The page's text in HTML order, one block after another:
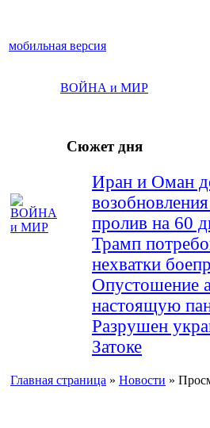
мобильная версия
ВОЙНА и МИР
Сюжет дня
Иран и Оман
пролив на 60
Трамп
нехватки
Опустошение
настоящую
Разрушен
Затоке
Главная страница » Новости »